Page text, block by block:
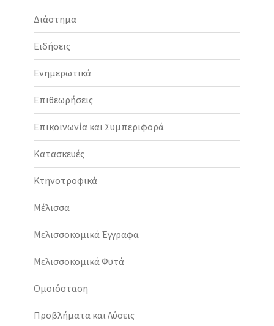
Διάστημα
Ειδήσεις
Ενημερωτικά
Επιθεωρήσεις
Επικοινωνία και Συμπεριφορά
Κατασκευές
Κτηνοτροφικά
Μέλισσα
Μελισσοκομικά Έγγραφα
Μελισσοκομικά Φυτά
Ομοιόσταση
Προβλήματα και Λύσεις